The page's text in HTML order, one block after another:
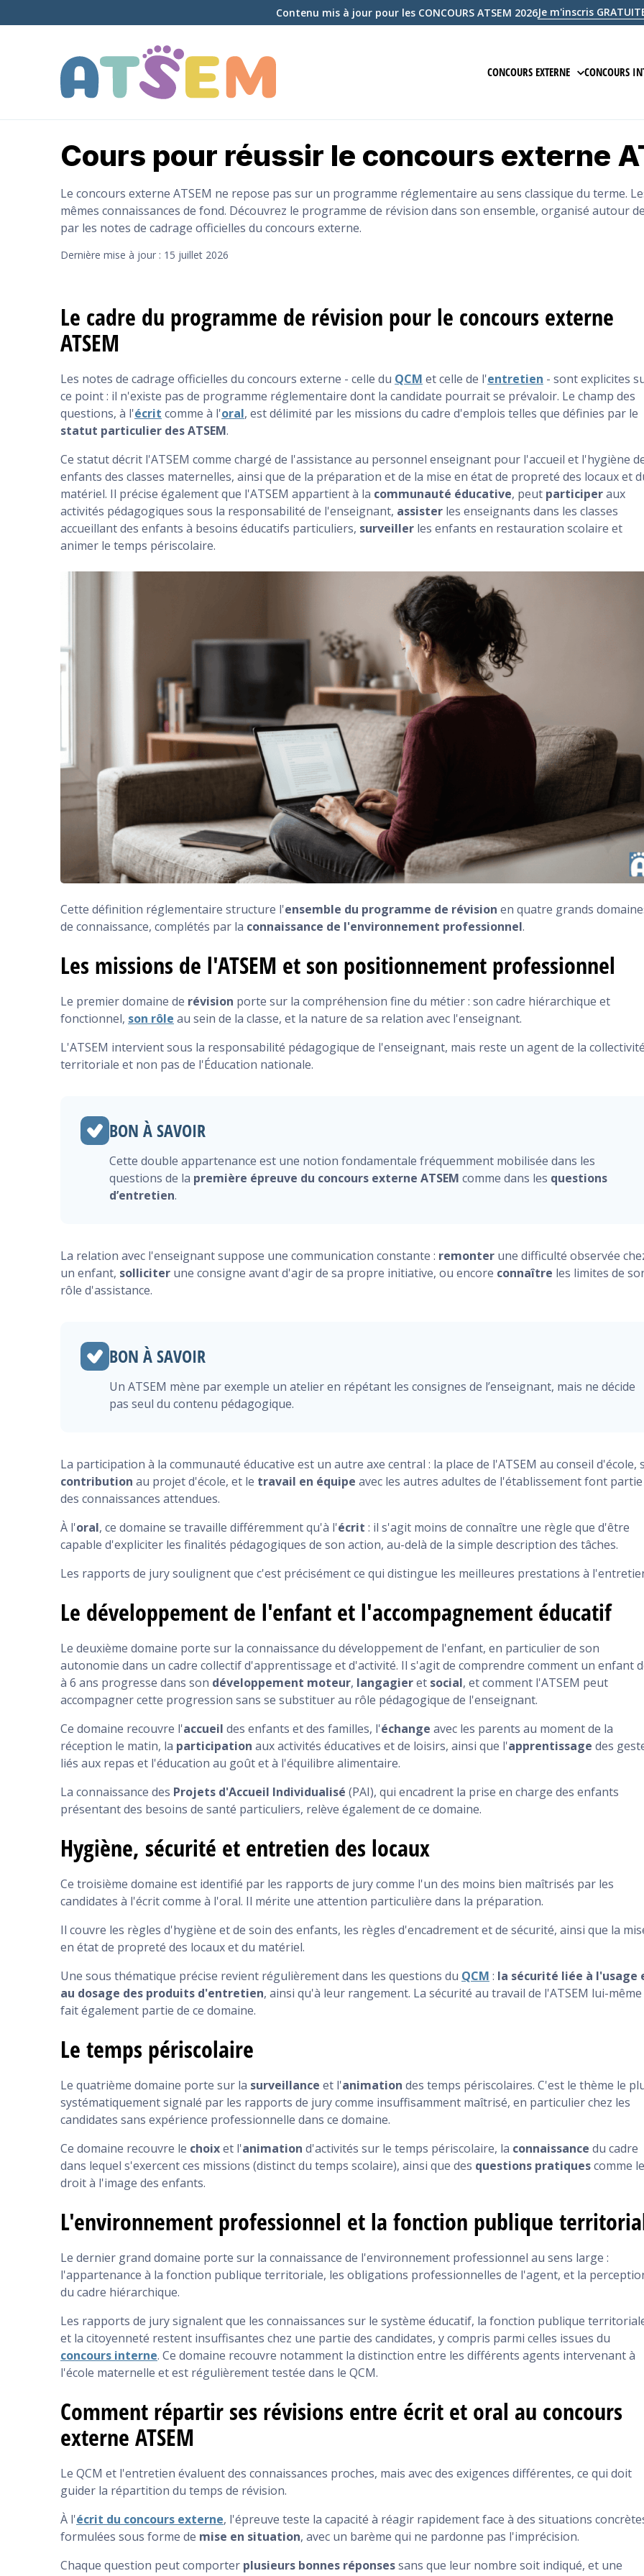
Contenu mis à jour pour les CONCOURS ATSEM 2026Je m'inscris
CONCOURS EXTERNE
PRÉPARATION EN LIGNE
ÉPREUVE ÉCRITE
ÉPREUVE D'ADMISSION
ANNALES
CONCOURS
Cours pour réussir le concours externe
Le concours externe ATSEM ne repose pas sur un programme réglementaire au sens classique du terme.
mêmes connaissances de fond. Découvrez le programme de révision dans son ensemble, organisé autour
par les notes de cadrage officielles du concours externe.
Dernière mise à jour : 15 juillet 2026
Le cadre du programme de révision pour le concours externe
ATSEM
Les notes de cadrage officielles du concours externe - celle du QCM et celle de l'entretien - sont explicites
ce point : il n'existe pas de programme réglementaire dont la candidate pourrait se prévaloir. Le champ des
questions, à l'écrit comme à l'oral, est délimité par les missions du cadre d'emplois telles que définies par le
statut particulier des ATSEM.
Ce statut décrit l'ATSEM comme chargé de l'assistance au personnel enseignant pour l'accueil et l'hygiène
enfants des classes maternelles, ainsi que de la préparation et de la mise en état de propreté des locaux et
matériel. Il précise également que l'ATSEM appartient à la communauté éducative, peut participeraux
activités pédagogiques sous la responsabilité de l'enseignant, assister les enseignants dans les classes
accueillant des enfants à besoins éducatifs particuliers, surveiller les enfants en restauration scolaire et
animer le temps périscolaire.
Cette définition réglementaire structure l'ensemble du programme de révision en quatre grands
de connaissance, complétés par la connaissance de l'environnement professionnel.
Les missions de l'ATSEM et son positionnement professionnel
Le premier domaine de révision porte sur la compréhension fine du métier : son cadre hiérarchique et
fonctionnel, son rôle au sein de la classe, et la nature de sa relation avec l'enseignant.
L'ATSEM intervient sous la responsabilité pédagogique de l'enseignant, mais reste un agent de la
territoriale et non pas de l'Éducation nationale.
BON À SAVOIR
Cette double appartenance est une notion fondamentale fréquemment mobilisée dans les
questions de la première épreuve du concours externe ATSEM comme dans les questions
d’entretien.
La relation avec l'enseignant suppose une communication constante : remonter une difficulté observée
un enfant, solliciter une consigne avant d'agir de sa propre initiative, ou encore connaître les limites de
rôle d'assistance.
BON À SAVOIR
Un ATSEM mène par exemple un atelier en répétant les consignes de l’enseignant, mais ne décide
pas seul du contenu pédagogique.
La participation à la communauté éducative est un autre axe central : la place de l'ATSEM au conseil d'école,
contribution au projet d'école, et le travail en équipe avec les autres adultes de l'établissement font partie
des connaissances attendues.
À l'oral, ce domaine se travaille différemment qu'à l'écrit : il s'agit moins de connaître une règle que d'être
capable d'expliciter les finalités pédagogiques de son action, au-delà de la simple description des tâches.
Les rapports de jury soulignent que c'est précisément ce qui distingue les meilleures prestations à
Le développement de l'enfant et l'accompagnement éducatif
Le deuxième domaine porte sur la connaissance du développement de l'enfant, en particulier de son
autonomie dans un cadre collectif d'apprentissage et d'activité. Il s'agit de comprendre comment un enfant
à 6 ans progresse dans son développement moteur, langagieret social, et comment l'ATSEM peut
accompagner cette progression sans se substituer au rôle pédagogique de l'enseignant.
Ce domaine recouvre l'accueil des enfants et des familles, l'échange avec les parents au moment de la
réception le matin, la participation aux activités éducatives et de loisirs, ainsi que l'apprentissage des
liés aux repas et l'éducation au goût et à l'équilibre alimentaire.
La connaissance des Projets d'Accueil Individualisé (PAI), qui encadrent la prise en charge des enfants
présentant des besoins de santé particuliers, relève également de ce domaine.
Hygiène, sécurité et entretien des locaux
Ce troisième domaine est identifié par les rapports de jury comme l'un des moins bien maîtrisés par les
candidates à l'écrit comme à l'oral. Il mérite une attention particulière dans la préparation.
Il couvre les règles d'hygiène et de soin des enfants, les règles d'encadrement et de sécurité, ainsi que la
en état de propreté des locaux et du matériel.
Une sous thématique précise revient régulièrement dans les questions du QCM : la sécurité liée à l'usage
au dosage des produits d'entretien, ainsi qu'à leur rangement. La sécurité au travail de l'ATSEM lui-même
fait également partie de ce domaine.
Le temps périscolaire
Le quatrième domaine porte sur la surveillance et l'animation des temps périscolaires. C'est le thème le
systématiquement signalé par les rapports de jury comme insuffisamment maîtrisé, en particulier chez les
candidates sans expérience professionnelle dans ce domaine.
Ce domaine recouvre le choixet l'animation d'activités sur le temps périscolaire, la connaissance du cadre
dans lequel s'exercent ces missions (distinct du temps scolaire), ainsi que des questions pratiquescomme le
droit à l'image des enfants.
L'environnement professionnel et la fonction publique
Le dernier grand domaine porte sur la connaissance de l'environnement professionnel au sens large :
l'appartenance à la fonction publique territoriale, les obligations professionnelles de l'agent, et la
du cadre hiérarchique.
Les rapports de jury signalent que les connaissances sur le système éducatif, la fonction publique
et la citoyenneté restent insuffisantes chez une partie des candidates, y compris parmi celles issues du
concours interne. Ce domaine recouvre notamment la distinction entre les différents agents intervenant à
l'école maternelle et est régulièrement testée dans le QCM.
Comment répartir ses révisions entre écrit et oral au concours
externe ATSEM
Le QCM et l'entretien évaluent des connaissances proches, mais avec des exigences différentes, ce qui doit
guider la répartition du temps de révision.
À l'écrit du concours externe, l'épreuve teste la capacité à réagir rapidement face à des situations
formulées sous forme de mise en situation, avec un barème qui ne pardonne pas l'imprécision.
Chaque question peut comporter plusieurs bonnes réponsessans que leur nombre soit indiqué, et une